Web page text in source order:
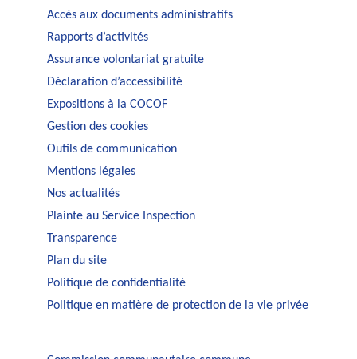
Accès aux documents administratifs
Rapports d’activités
Assurance volontariat gratuite
Déclaration d’accessibilité
Expositions à la COCOF
Gestion des cookies
Outils de communication
Mentions légales
Nos actualités
Plainte au Service Inspection
Transparence
Plan du site
Politique de confidentialité
Politique en matière de protection de la vie privée